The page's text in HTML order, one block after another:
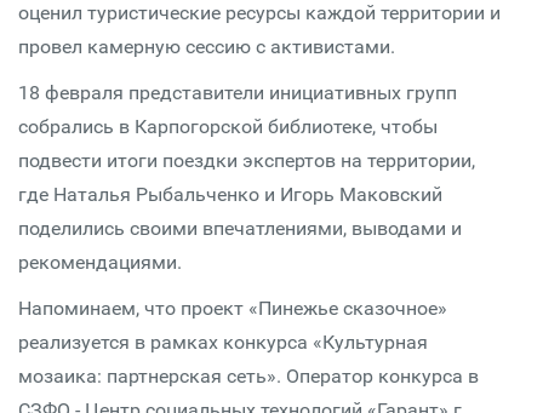
оценил туристические ресурсы каждой территории и
провел камерную сессию с активистами.
18 февраля представители инициативных групп
собрались в Карпогорской библиотеке, чтобы
подвести итоги поездки экспертов на территории,
где Наталья Рыбальченко и Игорь Маковский
поделились своими впечатлениями, выводами и
рекомендациями.
Напоминаем, что проект «Пинежье сказочное»
реализуется в рамках конкурса «Культурная
мозаика: партнерская сеть». Оператор конкурса в